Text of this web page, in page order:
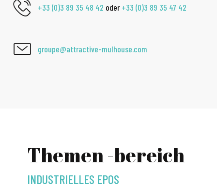
+33 (0)3 89 35 48 42 oder+33 (0)3 89 35 47 42
groupe@attractive-mulhouse.com
Themen -bereich
INDUSTRIELLES EPOS